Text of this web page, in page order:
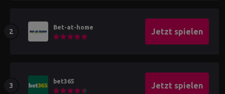
Bet-at-home Jetzt spielen
bet365 Jetzt spielen